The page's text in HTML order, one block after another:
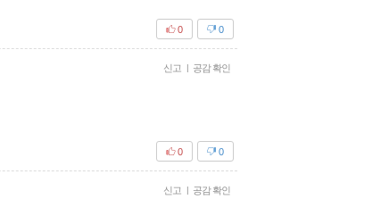
0
0
신고 | 공감 확인
0
0
신고 | 공감 확인